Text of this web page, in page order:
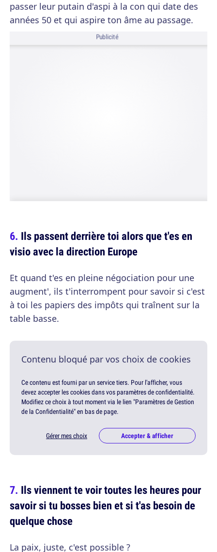
passer leur putain d'aspi à la con qui date des
années 50 et qui aspire ton âme au passage.
Publicité
Ils passent derrière toi alors que t'es en
visio avec la direction Europe
Et quand t'es en pleine négociation pour une
augment', ils t'interrompent pour savoir si c'est
à toi les papiers des impôts qui traînent sur la
table basse.
Contenu bloqué par vos choix de cookies
Ce contenu est fourni par un service tiers. Pour l'afficher, vous
devez accepter les cookies dans vos paramètres de confidentialité.
Modifiez ce choix à tout moment via le lien "Paramètres de Gestion
de la Confidentialité" en bas de page.
Gérer mes choix Accepter & afficher
Ils viennent te voir toutes les heures pour
savoir si tu bosses bien et si t'as besoin de
quelque chose
La paix, juste, c'est possible ?